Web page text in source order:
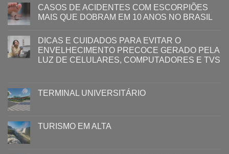
CASOS DE ACIDENTES COM ESCORPIÕES
MAIS QUE DOBRAM EM 10 ANOS NO BRASIL
DICAS E CUIDADOS PARA EVITAR O
ENVELHECIMENTO PRECOCE GERADO PELA
LUZ ​DE CELULARES, COMPUTADORES E TVS​​
TERMINAL UNIVERSITÁRIO
TURISMO EM ALTA